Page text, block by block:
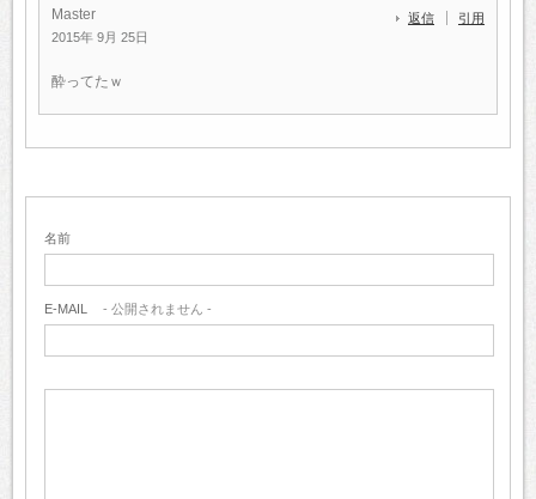
Master
2015年 9月 25日
返信 引用
酔ってたｗ
名前
E-MAIL - 公開されません -